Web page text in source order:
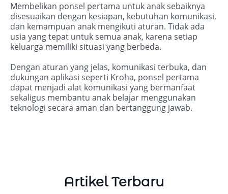
Membelikan ponsel pertama untuk anak sebaiknya
disesuaikan dengan kesiapan, kebutuhan komunikasi,
dan kemampuan anak mengikuti aturan. Tidak ada
usia yang tepat untuk semua anak, karena setiap
keluarga memiliki situasi yang berbeda.
Dengan aturan yang jelas, komunikasi terbuka, dan
dukungan aplikasi seperti Kroha, ponsel pertama
dapat menjadi alat komunikasi yang bermanfaat
sekaligus membantu anak belajar menggunakan
teknologi secara aman dan bertanggung jawab.
Artikel Terbaru